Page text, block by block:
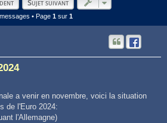
Sujet suivant
• Page 1 sur 1
a venir en novembre, voici la situation
de l'Euro 2024:
l'Allemagne)